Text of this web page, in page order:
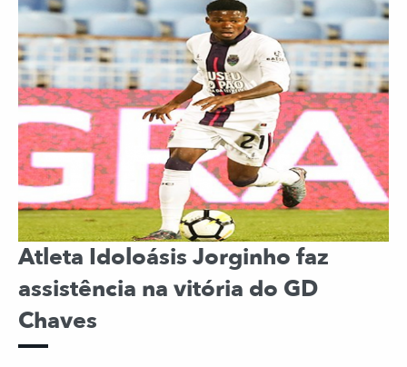
Atleta Idoloásis Jorginho faz
assistência na vitória do GD
Chaves